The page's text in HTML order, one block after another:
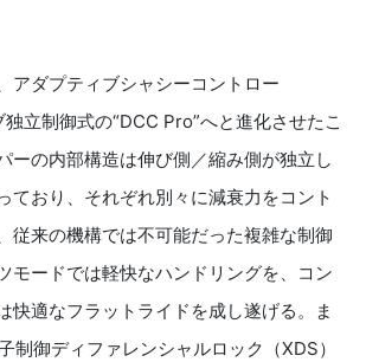
アダプティブシャシーコントロー
独立制御式の“DCC Pro”へと進化させたこ
ーの内部構造は伸び側／縮み側が独立し
ており、それぞれ別々に減衰力をコント
従来の機構では不可能だった複雑な制御
モードでは軽快なハンドリングを、コン
快適なフラットライドを成し遂げる。ま
制御ディファレンシャルロック（XDS）